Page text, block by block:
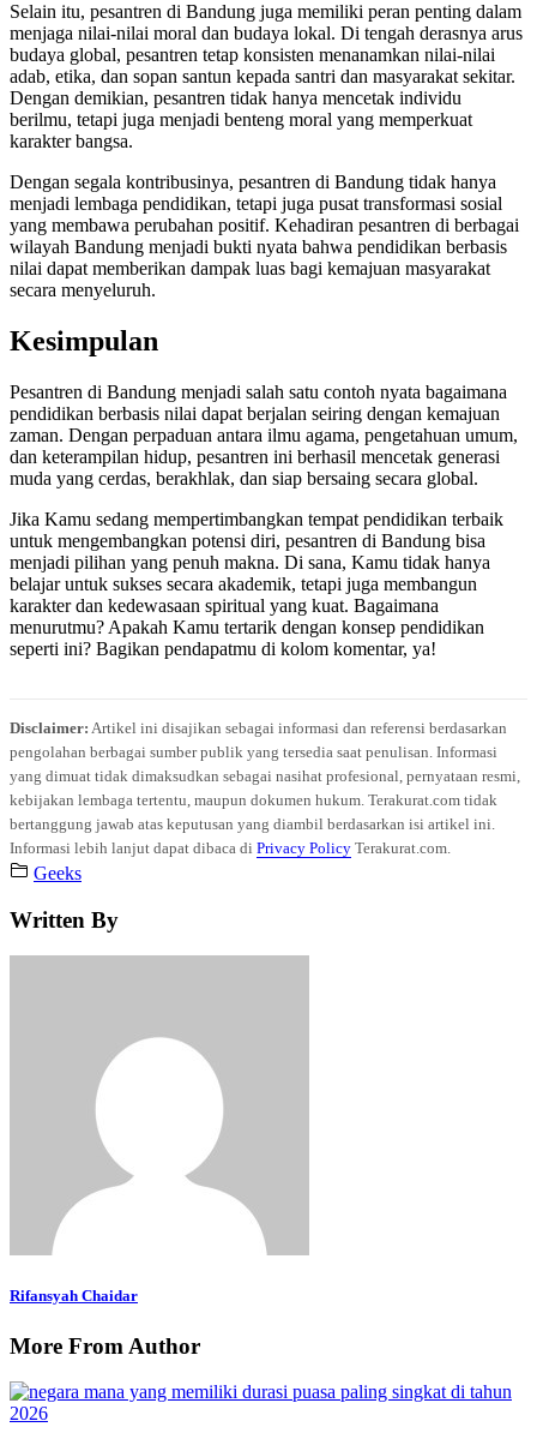
Selain itu, pesantren di Bandung juga memiliki peran penting dalam
menjaga nilai-nilai moral dan budaya lokal. Di tengah derasnya arus
budaya global, pesantren tetap konsisten menanamkan nilai-nilai
adab, etika, dan sopan santun kepada santri dan masyarakat sekitar.
Dengan demikian, pesantren tidak hanya mencetak individu
berilmu, tetapi juga menjadi benteng moral yang memperkuat
karakter bangsa.
Dengan segala kontribusinya, pesantren di Bandung tidak hanya
menjadi lembaga pendidikan, tetapi juga pusat transformasi sosial
yang membawa perubahan positif. Kehadiran pesantren di berbagai
wilayah Bandung menjadi bukti nyata bahwa pendidikan berbasis
nilai dapat memberikan dampak luas bagi kemajuan masyarakat
secara menyeluruh.
Kesimpulan
Pesantren di Bandung menjadi salah satu contoh nyata bagaimana
pendidikan berbasis nilai dapat berjalan seiring dengan kemajuan
zaman. Dengan perpaduan antara ilmu agama, pengetahuan umum,
dan keterampilan hidup, pesantren ini berhasil mencetak generasi
muda yang cerdas, berakhlak, dan siap bersaing secara global.
Jika Kamu sedang mempertimbangkan tempat pendidikan terbaik
untuk mengembangkan potensi diri, pesantren di Bandung bisa
menjadi pilihan yang penuh makna. Di sana, Kamu tidak hanya
belajar untuk sukses secara akademik, tetapi juga membangun
karakter dan kedewasaan spiritual yang kuat. Bagaimana
menurutmu? Apakah Kamu tertarik dengan konsep pendidikan
seperti ini? Bagikan pendapatmu di kolom komentar, ya!
Disclaimer: Artikel ini disajikan sebagai informasi dan referensi berdasarkan
pengolahan berbagai sumber publik yang tersedia saat penulisan. Informasi
yang dimuat tidak dimaksudkan sebagai nasihat profesional, pernyataan resmi,
kebijakan lembaga tertentu, maupun dokumen hukum. Terakurat.com tidak
bertanggung jawab atas keputusan yang diambil berdasarkan isi artikel ini.
Informasi lebih lanjut dapat dibaca di Privacy Policy Terakurat.com.
Geeks
Written By
Rifansyah Chaidar
More From Author